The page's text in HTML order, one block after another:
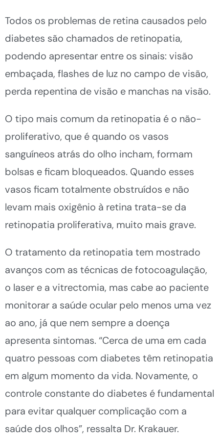
Todos os problemas de retina causados pelo
diabetes são chamados de retinopatia,
podendo apresentar entre os sinais: visão
embaçada, flashes de luz no campo de visão,
perda repentina de visão e manchas na visão.
O tipo mais comum da retinopatia é o não-
proliferativo, que é quando os vasos
sanguíneos atrás do olho incham, formam
bolsas e ficam bloqueados. Quando esses
vasos ficam totalmente obstruídos e não
levam mais oxigênio à retina trata-se da
retinopatia proliferativa, muito mais grave.
O tratamento da retinopatia tem mostrado
avanços com as técnicas de fotocoagulação,
o laser e a vitrectomia, mas cabe ao paciente
monitorar a saúde ocular pelo menos uma vez
ao ano, já que nem sempre a doença
apresenta sintomas. “Cerca de uma em cada
quatro pessoas com diabetes têm retinopatia
em algum momento da vida. Novamente, o
controle constante do diabetes é fundamental
para evitar qualquer complicação com a
saúde dos olhos”, ressalta Dr. Krakauer.